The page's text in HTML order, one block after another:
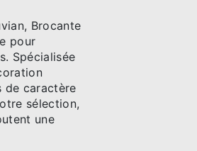
Brocante
pour
Spécialisée
de caractère
sélection,
une